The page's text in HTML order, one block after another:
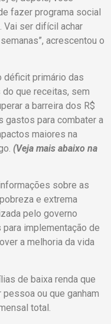
fazer programa social
Vai ser difícil achar
acrescentou o
déficit primário das
que receitas, sem
a barreira dos R$
gastos para combater a
maiores na
(Veja mais abaixo na
sobre as
e extrema
pelo governo
implementação de
a melhoria da vida
de baixa renda que
ou que ganham
​tota​l.